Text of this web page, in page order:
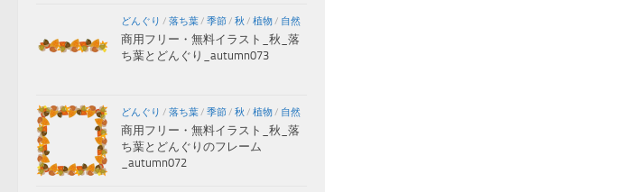
どんぐり / 落ち葉 / 季節 / 秋 / 植物 / 自然
商用フリー・無料イラスト_秋_落
ち葉とどんぐり_autumn073
どんぐり / 落ち葉 / 季節 / 秋 / 植物 / 自然
商用フリー・無料イラスト_秋_落
ち葉とどんぐりのフレーム
_autumn072